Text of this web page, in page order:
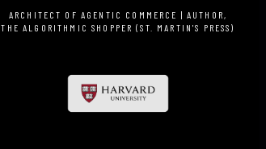
PAUL F. ACCORNERO
ARCHITECT OF AGENTIC COMMERCE | AUTHOR,
THE ALGORITHMIC SHOPPER (ST. MARTIN'S PRESS)